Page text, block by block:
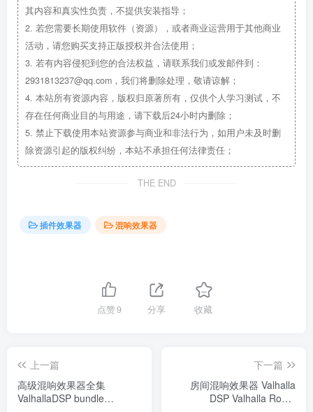
其内容和真实性负责，不提供安装指导；
2. 若您需要长期使用软件（资源），或者商业运营用于其他商业
活动，请您购买支持正版授权并合法使用；
3. 若有内容侵犯到您的合法权益，请联系我们或发邮件到：
2931813237@qq.com，我们将删除处理，敬请谅解；
4. 本站所有资源内容，版权归原著所有，仅供个人学习测试，不
存在任何商业目的与用途，请下载后24小时内删除；
5. 禁止下载使用本站资源参与商业和非法行为，如用户未及时删
除资源引起的版权纠纷，本站不承担任何法律责任；
THE END
插件效果器 混响效果器
点赞9 分享 收藏
上一篇
高级混响效果器全集
ValhallaDSP bundle
下一篇
房间混响效果器 Valhalla
DSP Valhalla Room